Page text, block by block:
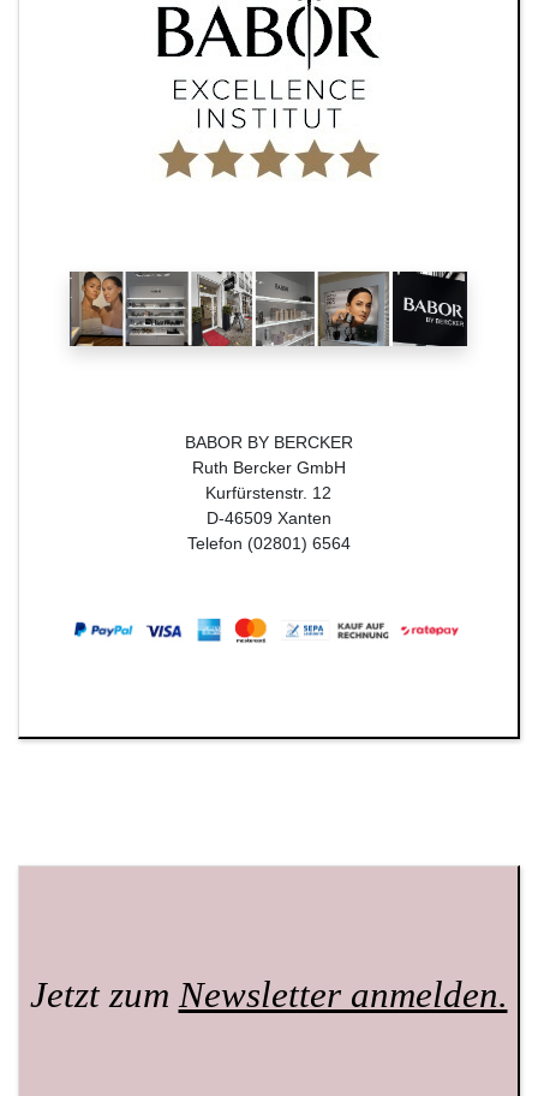
BABOR BY BERCKER
Ruth Bercker GmbH
Kurfürstenstr. 12
D-46509 Xanten
Telefon (02801) 6564
Jetzt zumNewsletter anmelden.